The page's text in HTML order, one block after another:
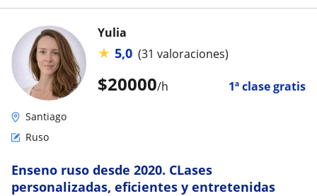
$20000/h 1ª clase gratis
Yulia
★ 5,0 (31 valoraciones)
Santiago
Ruso
Enseno ruso desde 2020. CLases
personalizadas, eficientes y entretenidas